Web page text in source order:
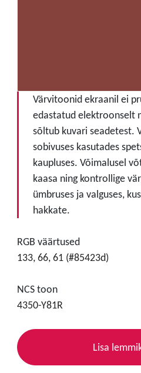
Värvitoonid ekraanil ei
edastatud elektroonselt
sõltub kuvari seadetest.
sobivuses kasutades
kaupluses. Võimalusel
kaasa ning kontrollige
ümbruses ja valguses,
hakkate.
RGB väärtused
133, 66, 61 (#85423d)
NCS toon
4350-Y81R
Lisa